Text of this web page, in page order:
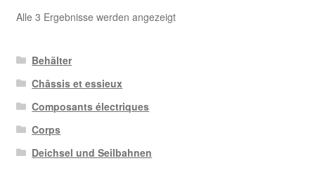
Alle 3 Ergebnisse werden angezeigtNach
Behälter
Châssis et essieux
Composants électriques
Corps
Deichsel und Seilbahnen